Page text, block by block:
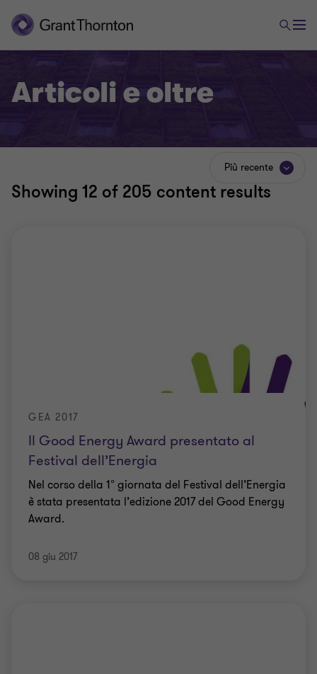
Articoli e oltre
Showing 12 of 205 content results
Più recente
Il Good Energy Award presentato al
Festival dell’Energia
GEA 2017
Nel corso della 1° giornata del Festival dell’Energia
è stata presentata l’edizione 2017 del Good Energy
Award.
08 giu 2017